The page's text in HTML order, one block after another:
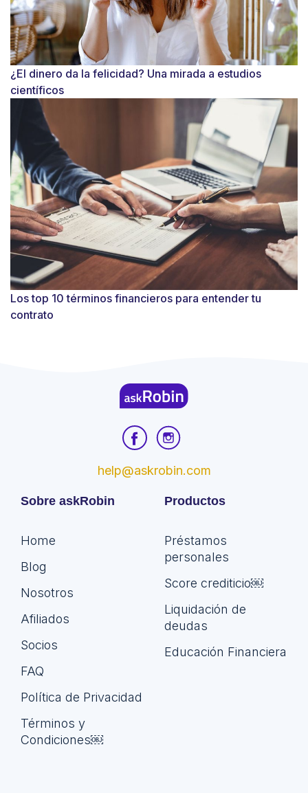
¿El dinero da la felicidad? Una mirada a estudios
científicos
Los top 10 términos financieros para entender tu
contrato
Sobre askRobin
Home
Blog
Nosotros
Afiliados
Socios
FAQ
Política de Privacidad
Términos y
Condiciones￼
Productos
Préstamos
personales
Score crediticio￼
Liquidación de
deudas
Educación Financiera
help@askrobin.com